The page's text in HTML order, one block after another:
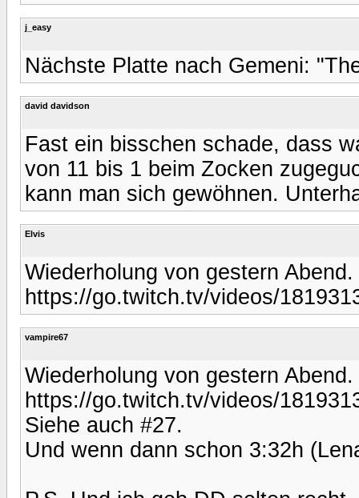
j_easy
Nächste Platte nach Gemeni:
david davidson
Fast ein bisschen schade, dass
von 11 bis 1 beim Zocken
kann man sich gewöhnen.
Elvis
Wiederholung von gestern
https://go.twitch.tv/videos/
vampire67
Wiederholung von gestern
https://go.twitch.tv/videos/
Siehe auch #27.
Und wenn dann schon 3:32h